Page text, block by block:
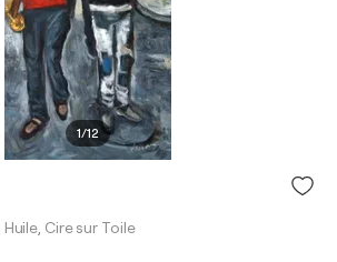
1/12
Huile, Cire sur Toile